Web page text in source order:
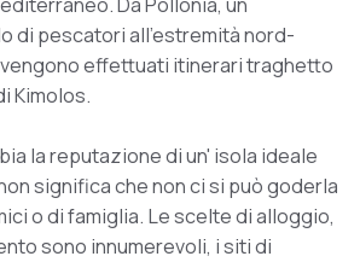
di pescatori all'estremità nord-
effettuati itinerari traghetto
Kimolos.
la reputazione di un' isola ideale
significa che non ci si può goderla
o di famiglia. Le scelte di alloggio,
sono innumerevoli, i siti di